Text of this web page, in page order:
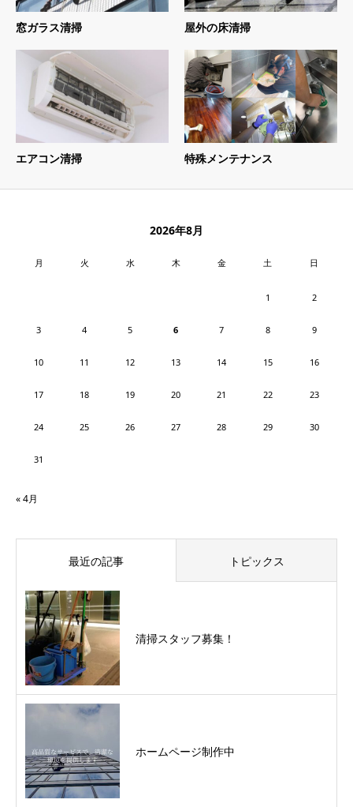
窓ガラス清掃 屋外の床清掃
エアコン清掃 特殊メンテナンス
2026年8月
月 火 水 木 金 土 日
1 2
3 4 5 6 7 8 9
10 11 12 13 14 15 16
17 18 19 20 21 22 23
24 25 26 27 28 29 30
31
« 4月
最近の記事 トピックス
清掃スタッフ募集！
ホームページ制作中